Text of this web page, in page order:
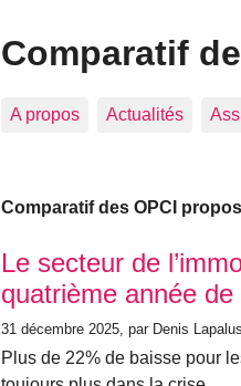
Comparatif
A propos Actualités
Comparatif des OPCI
Articles les plus
Le secteur de
quatrième année de
31 décembre 2025 , par Denis Lapalus
Plus de 22% de baisse pour